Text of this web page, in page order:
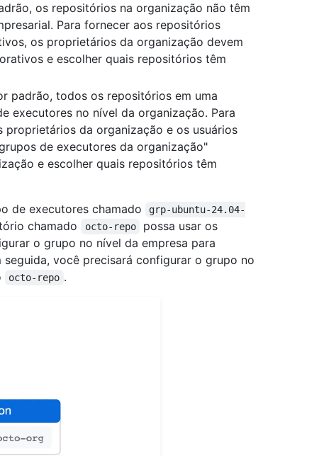
os repositórios na organização não têm
Para fornecer aos repositórios
os proprietários da organização devem
e escolher quais repositórios têm
padrão, todos os repositórios em uma
executores no nível da organização. Para
da organização e os usuários
de executores da organização"
e escolher quais repositórios têm
de executores chamado
grp-ubuntu-24.04-
chamado octo-repo
possa usar os
o grupo no nível da empresa para
seguida, você precisará configurar o grupo no
octo-repo .